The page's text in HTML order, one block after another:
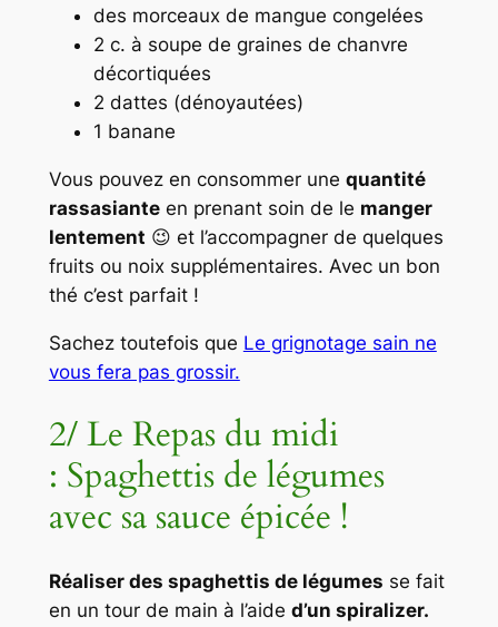
des morceaux de mangue congelées
2 c. à soupe de graines de chanvre
décortiquées
2 dattes (dénoyautées)
1 banane
Vous pouvez en consommer une quantité
rassasianteen prenant soin de le manger
lentement 😉 et l’accompagner de quelques
fruits ou noix supplémentaires. Avec un bon
thé c’est parfait !
Sachez toutefois que Le grignotage sain ne
vous fera pas grossir.
2/ Le Repas du midi
: Spaghettis de légumes
avec sa sauce épicée !
Réaliser des spaghettis de légumes se fait
en un tour de main à l’aide d’un spiralizer.